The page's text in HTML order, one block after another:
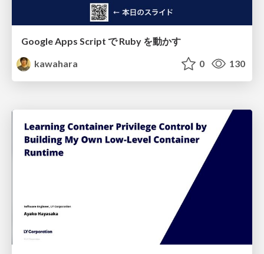
Google Apps Script で Ruby を動かす
kawahara
0 130